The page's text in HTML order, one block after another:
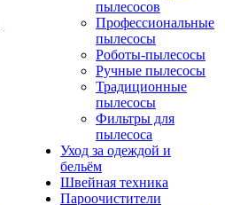
пылесосов
Профессиональные
пылесосы
Роботы-пылесосы
Ручные пылесосы
Традиционные
пылесосы
Фильтры для
пылесоса
Уход за одеждой и
бельём
Швейная техника
Пароочистители